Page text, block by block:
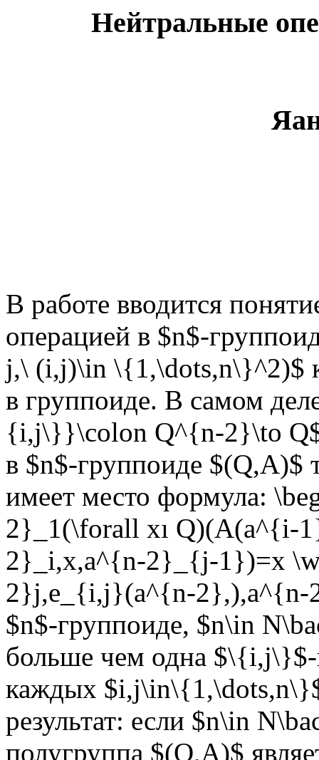
Нейтральные
В работе вводится
операцией в $n$-
j,\ (i,j)\in \{1,\dots,n\}^2)$
в группоиде. В самом
{i,j\}}\colon Q^{n-2}\to Q$
в $n$-группоиде $(Q,A)$
имеет место формула:
2}_1(\forall xı
2}_i,x,a^{n-2}_{j-1})=x
2}j,e_{i,j}(a^{n-2},),a^{n-
$n$-группоиде, $n\in
больше чем одна $\{i,j\}$-
каждых
результат: если $n\in
полугруппа $(Q,A)$